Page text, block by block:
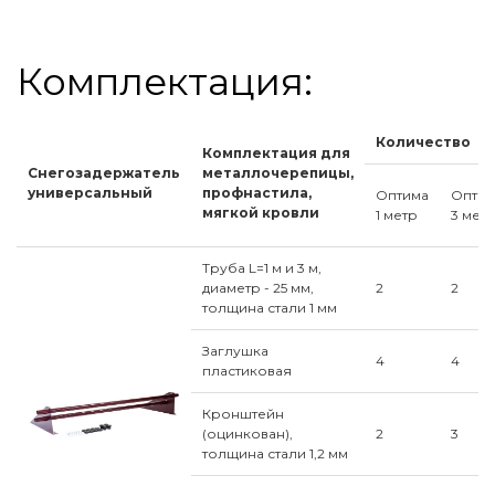
Комплектация:
Снегозадержатель
универсальный
Комплектация для
металлочерепицы,
профнастила,
мягкой кровли
Количество
Оптима
1 метр
3
Труба L=1 м и 3 м,
диаметр - 25 мм,
толщина стали 1 мм
2 2
Заглушка
пластиковая
4 4
Кронштейн
(оцинкован),
толщина стали 1,2 мм
2 3